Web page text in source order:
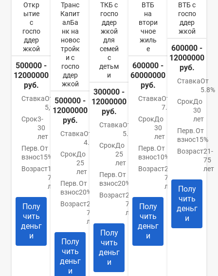
Откр
ытие
с
госпо
ддер
жкой
500000 -
12000000
руб.
СтавкаОт
5,99%
Срок3-
30
лет
Перв.
взнос
От
15%
Возраст18-
70
лет
Полу
чить
деньг
и
Транс
Капит
алБа
нк на
новос
тройк
и с
госпо
ддер
жкой
500000 -
12000000
руб.
СтавкаОт
4.84%
СрокДо
25
лет
Перв.
взнос
От
20%
Возраст20-
75
лет
Полу
чить
деньг
и
ТКБ с
госпо
ддер
жкой
для
семей
с
детьм
и
300000 -
12000000
руб.
СтавкаОт
5.9%
СрокДо
25
лет
Перв.
взнос
От
20%
Возраст20-
75
лет
Полу
чить
деньг
и
ВТБ
на
втори
чное
жиль
е
600000 -
60000000
руб.
СтавкаОт
7.4%
СрокДо
30
лет
Перв.
взнос
От
10%
Возраст21-
75
лет
Полу
чить
деньг
и
ВТБ с
госпо
ддер
жкой
600000 -
12000000
руб.
СтавкаОт
5.8%
СрокДо
30
лет
Перв.
взнос
От
15%
Возраст21-
75
лет
Полу
чить
деньг
и